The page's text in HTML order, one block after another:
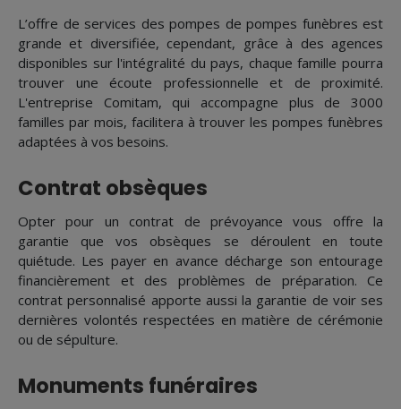
L’offre de services des pompes de pompes funèbres est
grande et diversifiée, cependant, grâce à des agences
disponibles sur l'intégralité du pays, chaque famille pourra
trouver une écoute professionnelle et de proximité.
L'entreprise Comitam, qui accompagne plus de 3000
familles par mois, facilitera à trouver les pompes funèbres
adaptées à vos besoins.
Contrat obsèques
Opter pour un contrat de prévoyance vous offre la
garantie que vos obsèques se déroulent en toute
quiétude. Les payer en avance décharge son entourage
financièrement et des problèmes de préparation. Ce
contrat personnalisé apporte aussi la garantie de voir ses
dernières volontés respectées en matière de cérémonie
ou de sépulture.
Monuments funéraires